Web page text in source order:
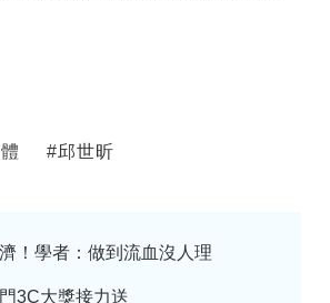
#邱世昕
！學者：做到流血沒人理
3C大獎接力送